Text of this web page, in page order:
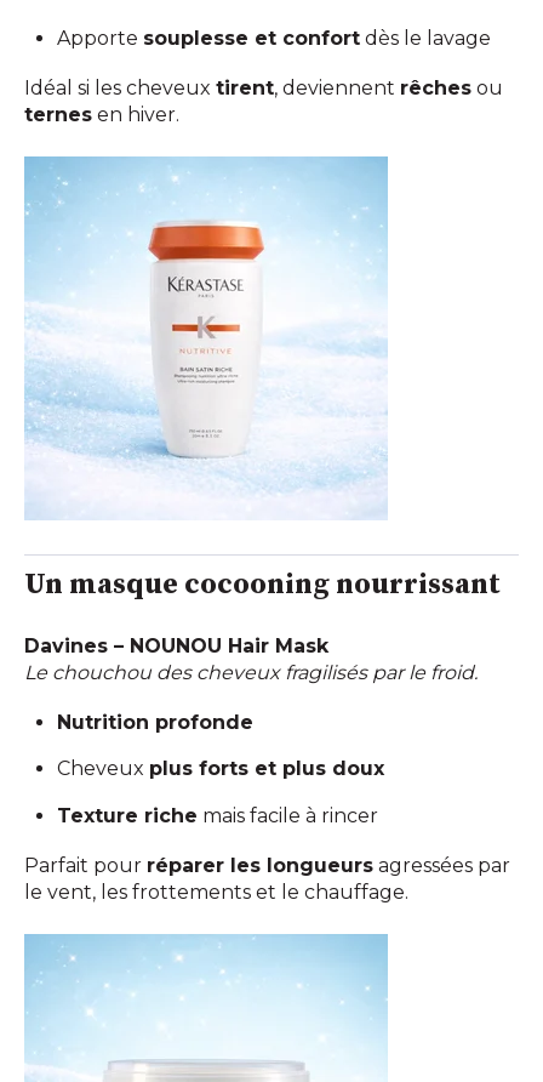
Apporte souplesse et confort dès le lavage
Idéal si les cheveux tirent, deviennent rêches ou
ternes en hiver.
Un masque cocooning nourrissant
Davines – NOUNOU Hair Mask
Le chouchou des cheveux fragilisés par le froid.
Nutrition profonde
Cheveux plus forts et plus doux
Texture riche mais facile à rincer
Parfait pour réparer les longueurs agressées par
le vent, les frottements et le chauffage.